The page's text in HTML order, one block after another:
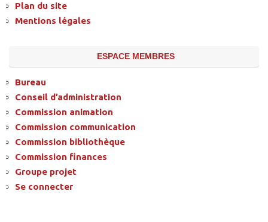
Plan du site
Mentions légales
ESPACE MEMBRES
Bureau
Conseil d’administration
Commission animation
Commission communication
Commission bibliothèque
Commission finances
Groupe projet
Se connecter